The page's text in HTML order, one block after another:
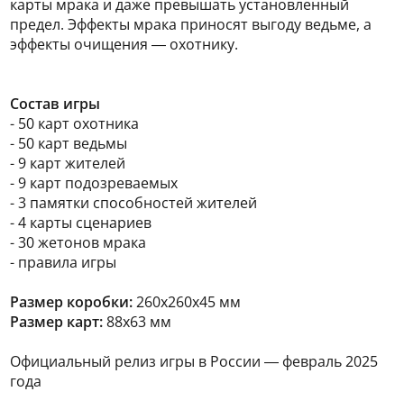
карты мрака и даже превышать установленный
предел. Эффекты мрака приносят выгоду ведьме, а
эффекты очищения — охотнику.
Состав игры
- 50 карт охотника
- 50 карт ведьмы
- 9 карт жителей
- 9 карт подозреваемых
- 3 памятки способностей жителей
- 4 карты сценариев
- 30 жетонов мрака
- правила игры
Размер коробки:260х260х45 мм
Размер карт:88х63 мм
Официальный релиз игры в России — февраль 2025
года